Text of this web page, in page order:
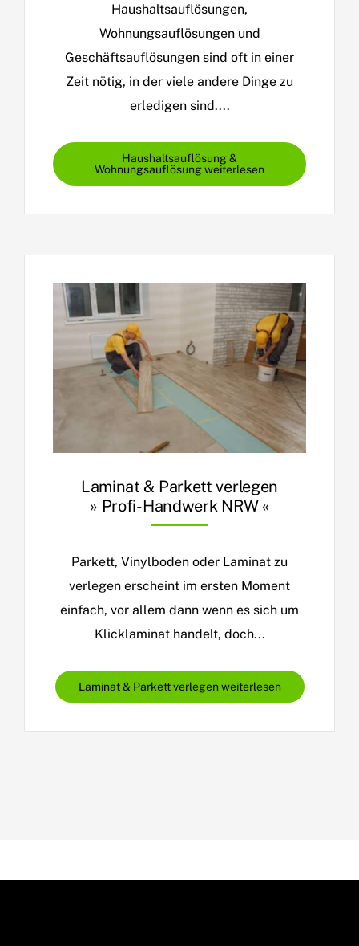
Haushaltsauflösungen,
Wohnungsauflösungen und
Geschäftsauflösungen sind oft in einer
Zeit nötig, in der viele andere Dinge zu
erledigen sind....
Haushaltsauflösung &
Wohnungsauflösung weiterlesen
Laminat & Parkett verlegen
» Profi-Handwerk NRW «
Parkett, Vinylboden oder Laminat zu
verlegen erscheint im ersten Moment
einfach, vor allem dann wenn es sich um
Klicklaminat handelt, doch...
Laminat & Parkett verlegen weiterlesen